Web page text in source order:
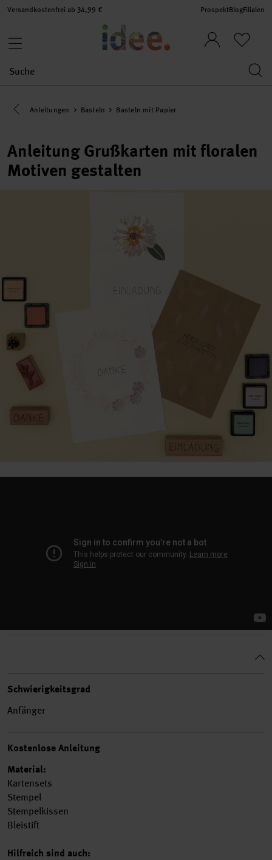
Versandkostenfrei ab 34,99 € ProspektBlogFilialen
Eine Kategorie zurück navigieren
Anleitungen Basteln Basteln mit Papier
Anleitung Grußkarten mit floralen
Motiven gestalten
Schwierigkeitsgrad
Anfänger
Kostenlose Anleitung
Material:
Kartensets
Stempel
Stempelkissen
Bleistift
Hilfreich sind auch: